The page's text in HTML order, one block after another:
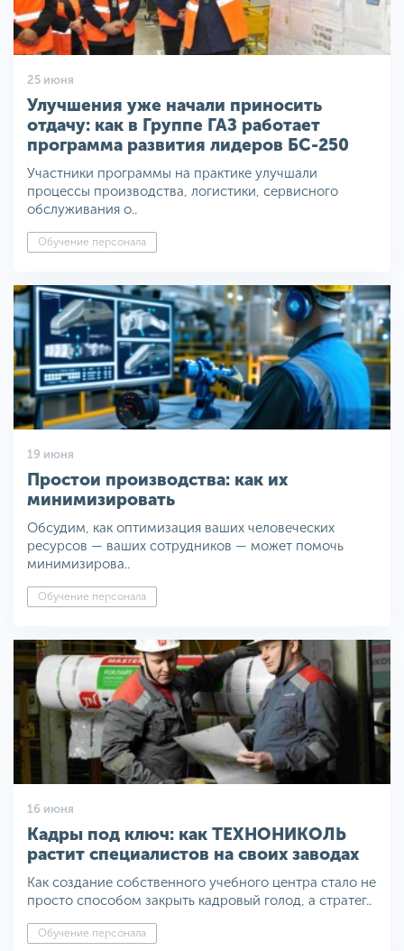
25 июня
Улучшения уже начали приносить
отдачу: как в Группе ГАЗ работает
программа развития лидеров БС-250
Участники программы на практике улучшали
процессы производства, логистики, сервисного
обслуживания о..
Обучение персонала
19 июня
Простои производства: как их
минимизировать
Обсудим, как оптимизация ваших человеческих
ресурсов — ваших сотрудников — может помочь
минимизирова..
Обучение персонала
16 июня
Кадры под ключ: как ТЕХНОНИКОЛЬ
растит специалистов на своих заводах
Как создание собственного учебного центра стало не
просто способом закрыть кадровый голод, а стратег..
Обучение персонала